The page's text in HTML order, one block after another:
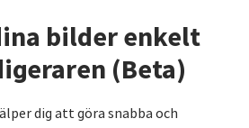
bilder enkelt
(Beta)
dig att göra snabba och